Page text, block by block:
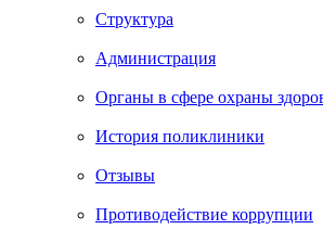
Структура
Администрация
Органы в сфере охраны
История поликлиники
Отзывы
Противодействие коррупции